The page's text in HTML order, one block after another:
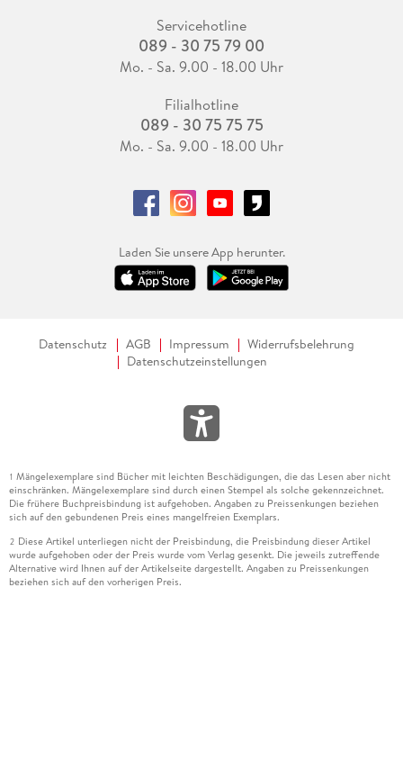
Servicehotline
089 - 30 75 79 00
Mo. - Sa. 9.00 - 18.00 Uhr
Filialhotline
089 - 30 75 75 75
Mo. - Sa. 9.00 - 18.00 Uhr
Laden Sie unsere App herunter.
Datenschutz AGB Impressum
Widerrufsbelehrung
Datenschutzeinstellungen
1 Mängelexemplare sind Bücher mit leichten Beschädigungen, die das Lesen aber nicht
einschränken. Mängelexemplare sind durch einen Stempel als solche gekennzeichnet.
Die frühere Buchpreisbindung ist aufgehoben. Angaben zu Preissenkungen beziehen
sich auf den gebundenen Preis eines mangelfreien Exemplars.
2 Diese Artikel unterliegen nicht der Preisbindung, die Preisbindung dieser Artikel
wurde aufgehoben oder der Preis wurde vom Verlag gesenkt. Die jeweils zutreffende
Alternative wird Ihnen auf der Artikelseite dargestellt. Angaben zu Preissenkungen
beziehen sich auf den vorherigen Preis.